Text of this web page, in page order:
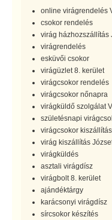
online virágrendelés
csokor rendelés
virág házhozszállítás
virágrendelés
esküvői csokor
virágüzlet 8. kerület
virágcsokor rendelés
virágcsokor nőnapra
virágküldő szolgálat
születésnapi
virágcsokor kiszállítás
virág kiszállítás
virágküldés
asztali virágdísz
virágbolt 8. kerület
ajándéktárgy
karácsonyi virágdísz
sírcsokor készítés